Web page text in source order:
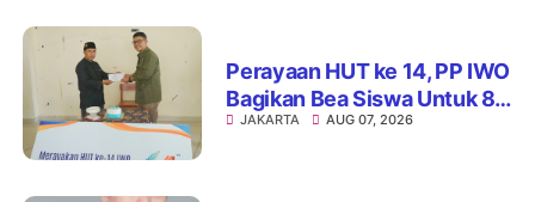
Perayaan HUT ke 14, PP IWO
Bagikan Bea Siswa Untuk 8
Siswa SD Muhammadiyah
JAKARTA AUG 07, 2026